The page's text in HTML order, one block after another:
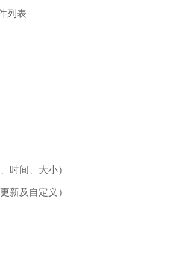
列表
时间、大小）
新及自定义）